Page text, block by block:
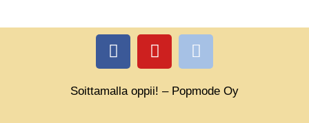
Soittamalla oppii! – Popmode Oy